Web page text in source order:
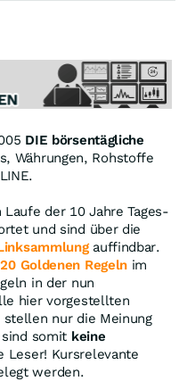
DIE börsentägliche
Währungen, Rohstoffe
der 10 Jahre Tages-
und sind über die
auffindbar.
20 Goldenen Regeln im
in der nun
hier vorgestellten
stellen nur die Meinung
somit keine
Leser! Kursrelevante
werden.